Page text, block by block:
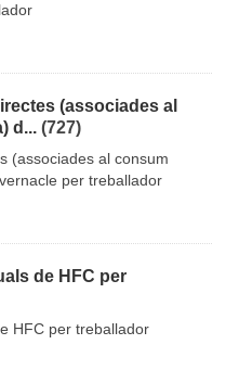
(associades al
d... (727)
(associades al consum
per treballador
de HFC per
HFC per treballador